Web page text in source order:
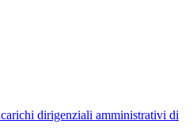
dirigenziali amministrativi di